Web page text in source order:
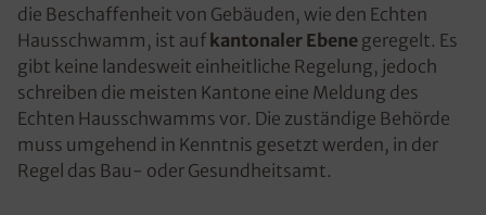
die Beschaffenheit von Gebäuden, wie den Echten
Hausschwamm, ist auf kantonaler Ebene geregelt. Es
gibt keine landesweit einheitliche Regelung, jedoch
schreiben die meisten Kantone eine Meldung des
Echten Hausschwamms vor. Die zuständige Behörde
muss umgehend in Kenntnis gesetzt werden, in der
Regel das Bau- oder Gesundheitsamt.